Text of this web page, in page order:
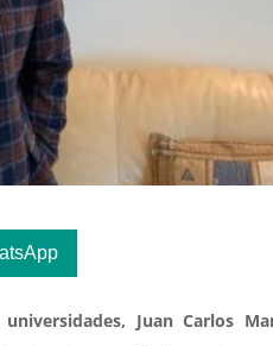
Juan Carlos